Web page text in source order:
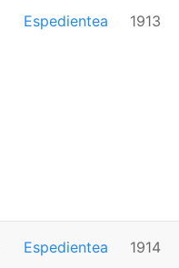
Espedientea 1913
Espedientea 1914